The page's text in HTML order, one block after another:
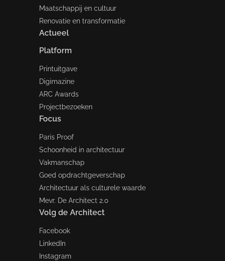
Maatschappij en cultuur
Renovatie en transformatie
Actueel
Platform
Printuitgave
Digimazine
ARC Awards
Projectbezoeken
Focus
Paris Proof
Schoonheid in architectuur
Vakmanschap
Goed opdrachtgeverschap
Architectuur als culturele waarde
Mevr. De Architect 2.0
Volg de Architect
Facebook
LinkedIn
Instagram